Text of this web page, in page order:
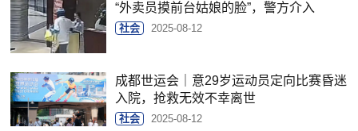
“外卖员摸前台姑娘的脸”，警方介入
社会 2025-08-12
成都世运会｜意29岁运动员定向比赛昏迷
入院，抢救无效不幸离世
社会 2025-08-12